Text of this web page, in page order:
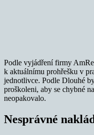
Podle vyjádření firmy
k aktuálnímu prohřešku v
jednotlivce. Podle Dlouhé
proškoleni, aby se chybné
neopakovalo.
Nesprávné